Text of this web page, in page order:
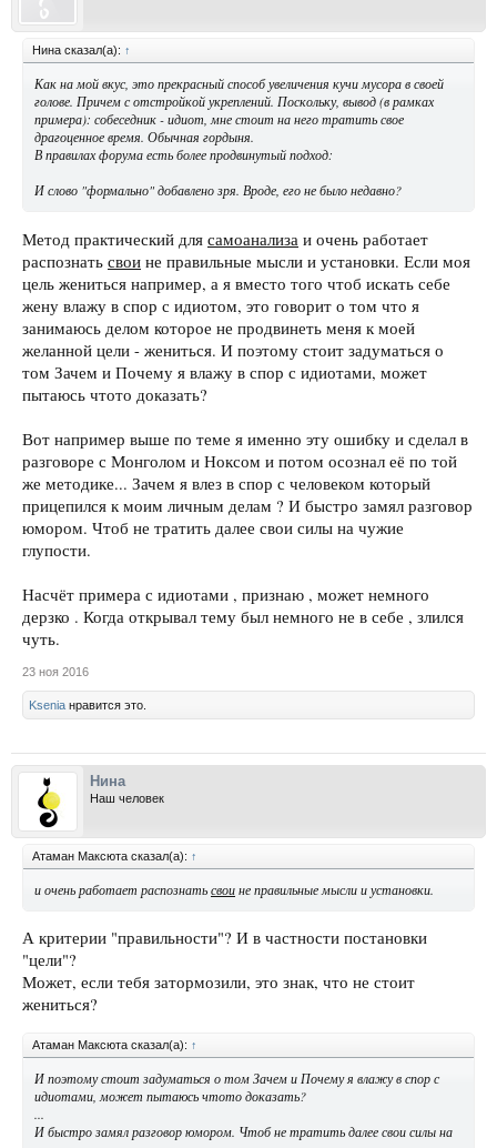
Нина сказал(а): ↑
Как на мой вкус, это прекрасный способ увеличения кучи мусора в своей
голове. Причем с отстройкой укреплений. Поскольку, вывод (в рамках
примера): собеседник - идиот, мне стоит на него тратить свое
драгоценное время. Обычная гордыня.
В правилах форума есть более продвинутый подход:
И слово "формально" добавлено зря. Вроде, его не было недавно?
Метод практический для самоанализа и очень работает
распознать свои не правильные мысли и установки. Если моя
цель жениться например, а я вместо того чтоб искать себе
жену влажу в спор с идиотом, это говорит о том что я
занимаюсь делом которое не продвинеть меня к моей
желанной цели - жениться. И поэтому стоит задуматься о
том Зачем и Почему я влажу в спор с идиотами, может
пытаюсь чтото доказать?
Вот например выше по теме я именно эту ошибку и сделал в
разговоре с Монголом и Ноксом и потом осознал её по той
же методике... Зачем я влез в спор с человеком который
прицепился к моим личным делам ? И быстро замял разговор
юмором. Чтоб не тратить далее свои силы на чужие
глупости.
Насчёт примера с идиотами , признаю , может немного
дерзко . Когда открывал тему был немного не в себе , злился
чуть.
23 ноя 2016
Ksenia нравится это.
Нина
Наш человек
Атаман Максюта сказал(а): ↑
и очень работает распознатьсвоине правильные мысли и установки.
А критерии "правильности"? И в частности постановки
"цели"?
Может, если тебя затормозили, это знак, что не стоит
жениться?
Атаман Максюта сказал(а): ↑
И поэтому стоит задуматься о том Зачем и Почему я влажу в спор с
идиотами, может пытаюсь чтото доказать?
...
И быстро замял разговор юмором. Чтоб не тратить далее свои силы на